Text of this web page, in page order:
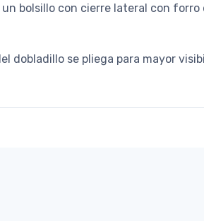
bolsillo con cierre lateral con forro
dobladillo se pliega para mayor